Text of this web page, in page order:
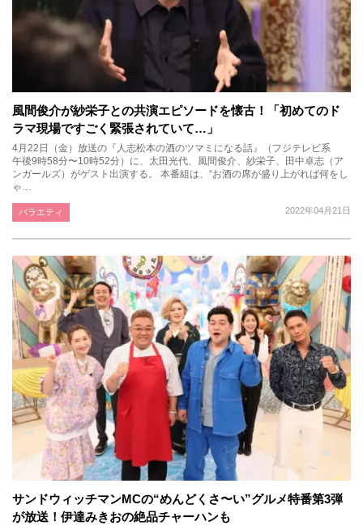
風間俊介が紗栄子との共演エピソードを懐古！「初めてのド
ラマ現場ですごく緊張されていて…」
4月22日（金）放送の『人志松本の酒のツマミになる話』（フジテレビ系
午後9時58分〜10時52分）に、太田光代、風間俊介、紗栄子、田中卓志（ア
ンガールズ）がゲスト出演する。 本番組は、“お酒の席が盛り上がれば何をし
ゃ…
2022年04月21日
バラエティ
サンドウィッチマンMCの“めんどくさ〜い”グルメ特番第3弾
が放送！伊達みきおの絶品チャーハンも